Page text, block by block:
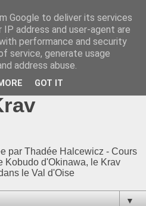
95 -
: Karaté,
par Thadée Halcewicz - Cours
Kobudo d'Okinawa, le Krav
le Val d'Oise
▼
Google to deliver its services
address and user-agent are
performance and security
service, generate usage
address abuse.
GOT IT